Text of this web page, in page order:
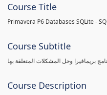
Course Title
Primavera P6 Databases SQLite -
Course Subtitle
بريمافيرا وحل المشكلات المتعلقة بها
Course Description